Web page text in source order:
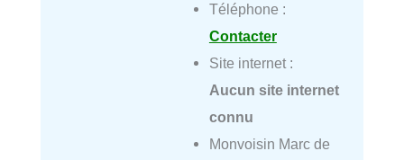
Téléphone :
Contacter
Site internet :
Aucun site internet
connu
Monvoisin Marc de